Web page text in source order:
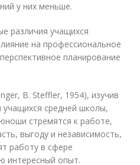
у них меньше.
различия учащихся
на профессиональное
плани­рование
B. Steffler, 1954), изучив
средней школы,
стремятся к работе,
выгоду и независимость,
работу в сфере
интересный опыт.